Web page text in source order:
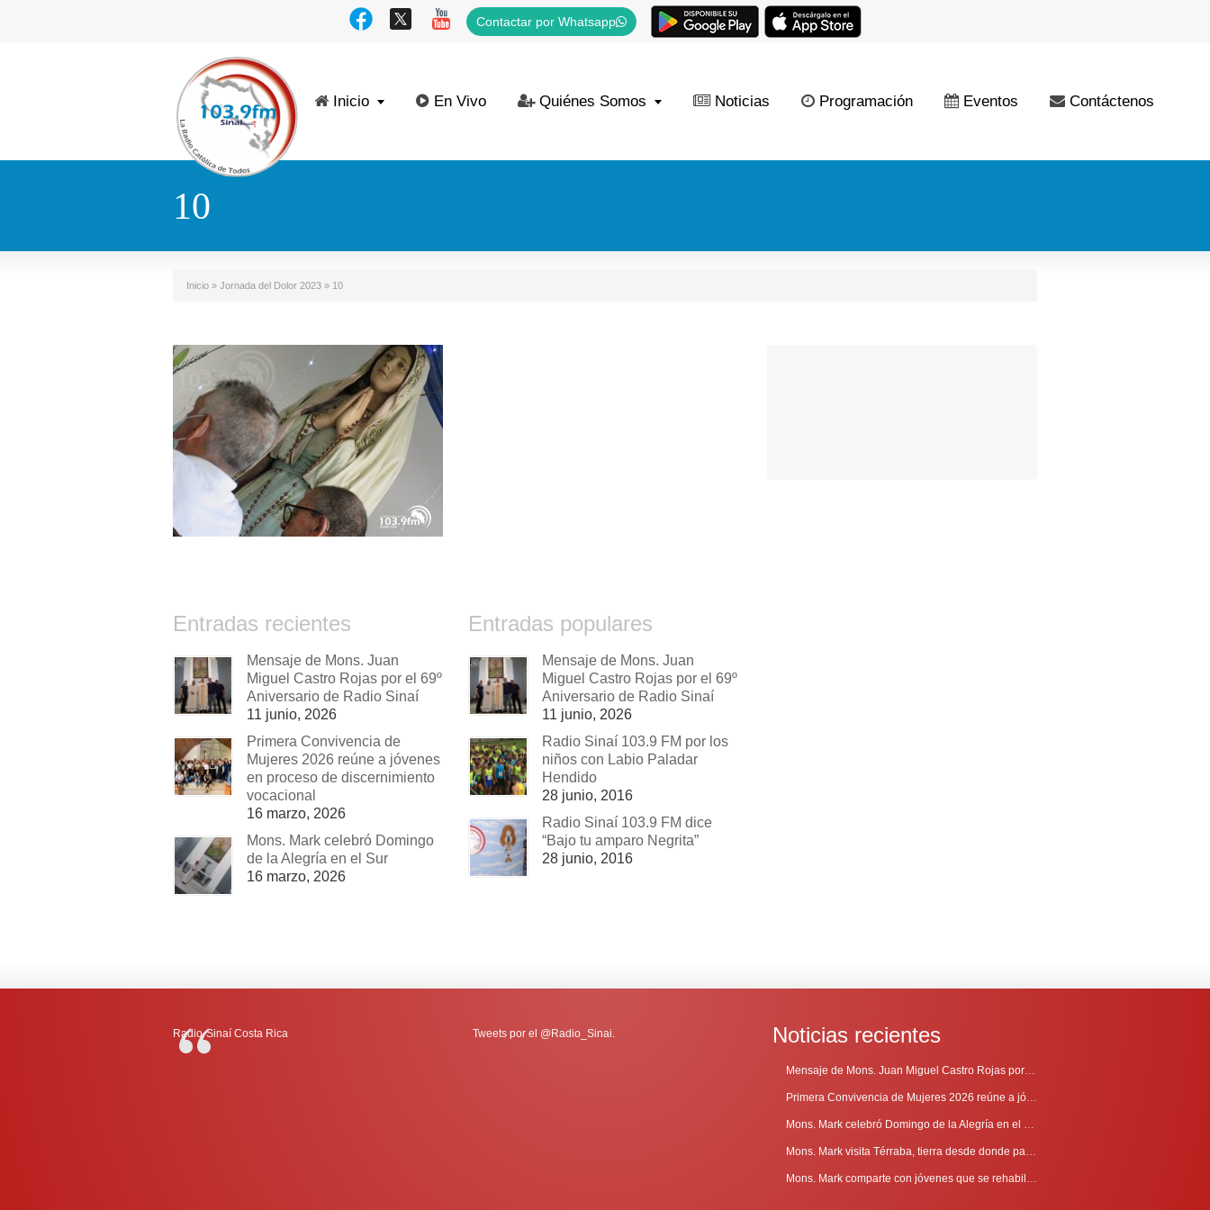
Contactar por Whatsapp
Inicio En Vivo Quiénes Somos Noticias Programación Eventos Contáctenos
10
Inicio » Jornada del Dolor 2023 » 10
Entradas recientes
Mensaje de Mons. Juan
Miguel Castro Rojas por el 69º
Aniversario de Radio Sinaí
11 junio, 2026
Primera Convivencia de
Mujeres 2026 reúne a jóvenes
en proceso de discernimiento
vocacional
16 marzo, 2026
Mons. Mark celebró Domingo
de la Alegría en el Sur
16 marzo, 2026
Entradas populares
Mensaje de Mons. Juan
Miguel Castro Rojas por el 69º
Aniversario de Radio Sinaí
11 junio, 2026
Radio Sinaí 103.9 FM por los
niños con Labio Paladar
Hendido
28 junio, 2016
Radio Sinaí 103.9 FM dice
“Bajo tu amparo Negrita”
28 junio, 2016
Radio-Sinaí Costa Rica Tweets por el @Radio_Sinai. Noticias recientes
Mensaje de Mons. Juan Miguel Castro Rojas por el 69º Aniversario de Radio Sinaí
Primera Convivencia de Mujeres 2026 reúne a jóvenes en proceso de discernimiento vocacional
Mons. Mark celebró Domingo de la Alegría en el Sur
Mons. Mark visita Térraba, tierra desde donde parte la evangelización
Mons. Mark comparte con jóvenes que se rehabilitan en Comunidad Cenáculo